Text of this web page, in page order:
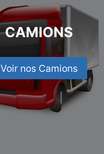
CAMIONS
Voir nos Camions